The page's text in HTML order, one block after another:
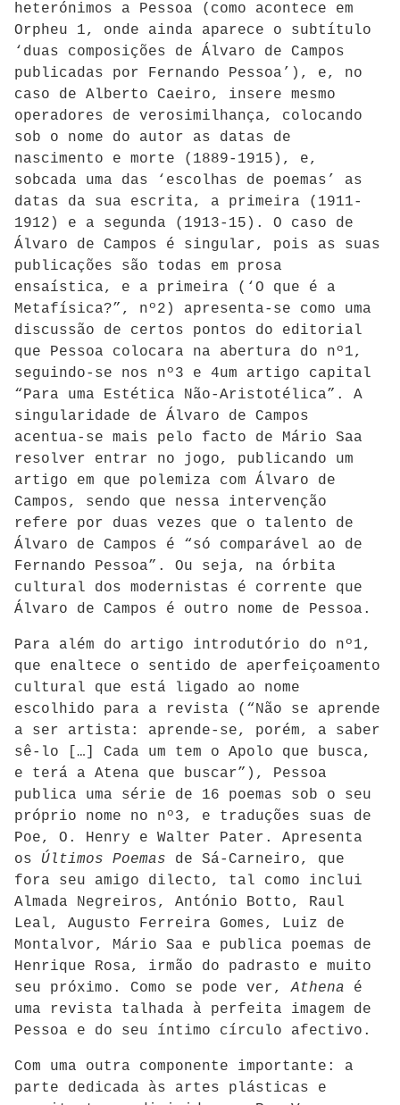
heterónimos a Pessoa (como acontece em
Orpheu 1, onde ainda aparece o subtítulo
‘duas composições de Álvaro de Campos
publicadas por Fernando Pessoa’), e, no
caso de Alberto Caeiro, insere mesmo
operadores de verosimilhança, colocando
sob o nome do autor as datas de
nascimento e morte (1889-1915), e,
sobcada uma das ‘escolhas de poemas’ as
datas da sua escrita, a primeira (1911-
1912) e a segunda (1913-15). O caso de
Álvaro de Campos é singular, pois as suas
publicações são todas em prosa
ensaística, e a primeira (‘O que é a
Metafísica?”, nº2) apresenta-se como uma
discussão de certos pontos do editorial
que Pessoa colocara na abertura do nº1,
seguindo-se nos nº3 e 4um artigo capital
“Para uma Estética Não-Aristotélica”. A
singularidade de Álvaro de Campos
acentua-se mais pelo facto de Mário Saa
resolver entrar no jogo, publicando um
artigo em que polemiza com Álvaro de
Campos, sendo que nessa intervenção
refere por duas vezes que o talento de
Álvaro de Campos é “só comparável ao de
Fernando Pessoa”. Ou seja, na órbita
cultural dos modernistas é corrente que
Álvaro de Campos é outro nome de Pessoa.
Para além do artigo introdutório do nº1,
que enaltece o sentido de aperfeiçoamento
cultural que está ligado ao nome
escolhido para a revista (“Não se aprende
a ser artista: aprende-se, porém, a saber
sê-lo […] Cada um tem o Apolo que busca,
e terá a Atena que buscar”), Pessoa
publica uma série de 16 poemas sob o seu
próprio nome no nº3, e traduções suas de
Poe, O. Henry e Walter Pater. Apresenta
os Últimos Poemas de Sá-Carneiro, que
fora seu amigo dilecto, tal como inclui
Almada Negreiros, António Botto, Raul
Leal, Augusto Ferreira Gomes, Luiz de
Montalvor, Mário Saa e publica poemas de
Henrique Rosa, irmão do padrasto e muito
seu próximo. Como se pode ver,Athena é
uma revista talhada à perfeita imagem de
Pessoa e do seu íntimo círculo afectivo.
Com uma outra componente importante: a
parte dedicada às artes plásticas e